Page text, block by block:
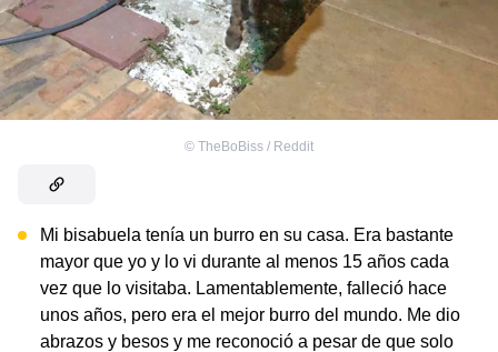
© TheBoBiss / Reddit
Mi bisabuela tenía un burro en su casa. Era bastante
mayor que yo y lo vi durante al menos 15 años cada
vez que lo visitaba. Lamentablemente, falleció hace
unos años, pero era el mejor burro del mundo. Me dio
abrazos y besos y me reconoció a pesar de que solo